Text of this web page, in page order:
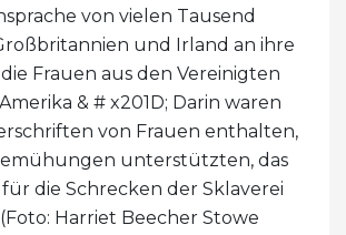
von vielen Tausend
und Irland an ihre
Frauen aus den Vereinigten
& # x201D; Darin waren
von Frauen enthalten,
unterstützten, das
für die Schrecken der Sklaverei
Harriet Beecher Stowe